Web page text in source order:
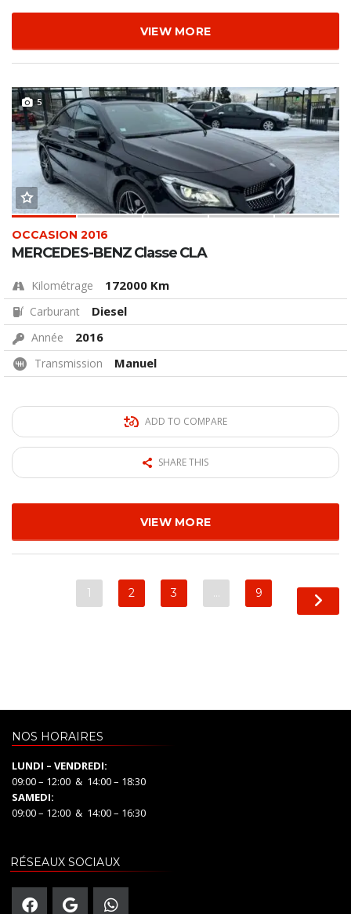
VIEW MORE
5
OCCASION 2016
MERCEDES-BENZ Classe CLA
Kilométrage 172000 Km
Carburant Diesel
Année 2016
Transmission Manuel
ADD TO COMPARE
SHARE THIS
VIEW MORE
1 2 3 … 9
NOS HORAIRES
LUNDI – VENDREDI:
09:00 – 12:00 & 14:00 – 18:30
SAMEDI:
09:00 – 12:00 & 14:00 – 16:30
RÉSEAUX SOCIAUX